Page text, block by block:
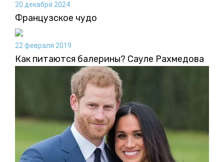
20 декабря 2024
Французское чудо
22 февраля 2019
Как питаются балерины? Сауле Рахмедова